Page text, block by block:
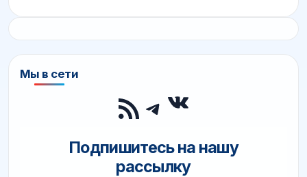
Мы в сети
RSS-лента
Telegram
ВКонтакте
Подпишитесь на нашу
рассылку